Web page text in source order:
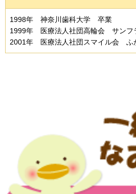
1998年 神奈川歯科大学 卒業
1999年 医療法人社団高輪会 サンフ
2001年 医療法人社団スマイル会 ふ